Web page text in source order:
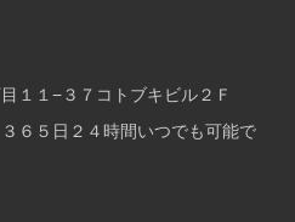
１１−３７コトブキビル２Ｆ
６５日２４時間いつでも可能で